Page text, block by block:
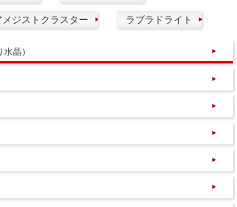
メジストクラスター ラブラドライト
晶）